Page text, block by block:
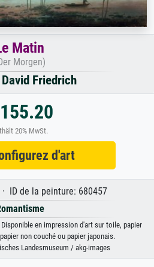
Matin
Morgen)
Friedrich
20% MwSt.
d'art
ID de la peinture: 680457
Disponible en impression d'art sur toile, papier
non couché ou papier japonais.
Landesmuseum / akg-images